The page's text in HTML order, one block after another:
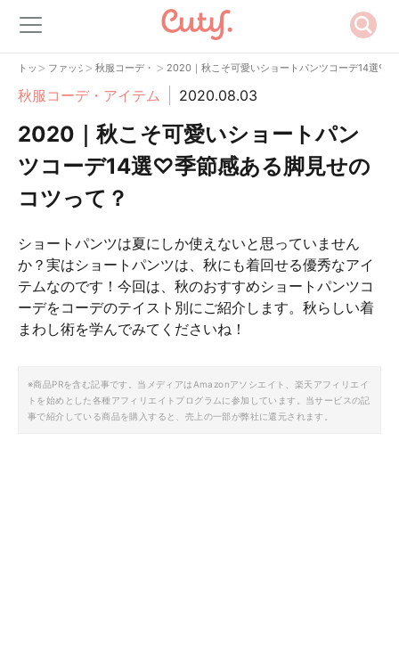
トップ
> ファッション
> 秋服コーデ・アイテム
> 2020｜秋こそ可愛いショートパンツコーデ14選♡
秋服コーデ・アイテム 2020.08.03
2020｜秋こそ可愛いショートパン
ツコーデ14選♡季節感ある脚見せの
コツって？
ショートパンツは夏にしか使えないと思っていません
か？実はショートパンツは、秋にも着回せる優秀なアイ
テムなのです！今回は、秋のおすすめショートパンツコ
ーデをコーデのテイスト別にご紹介します。秋らしい着
まわし術を学んでみてくださいね！
※商品PRを含む記事です。当メディアはAmazonアソシエイト、楽天アフィリエイ
トを始めとした各種アフィリエイトプログラムに参加しています。当サービスの記
事で紹介している商品を購入すると、売上の一部が弊社に還元されます。